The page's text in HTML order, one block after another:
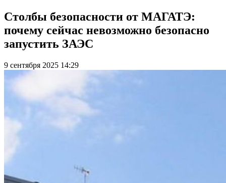
Столбы безопасности от МАГАТЭ:
почему сейчас невозможно безопасно
запустить ЗАЭС
9 сентября 2025 14:29